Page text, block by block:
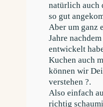
natürlich auch
so gut
Aber um ganz
Jahre
entwickelt
Kuchen auch
können wir
verstehen ?.
Also einfach
richtig